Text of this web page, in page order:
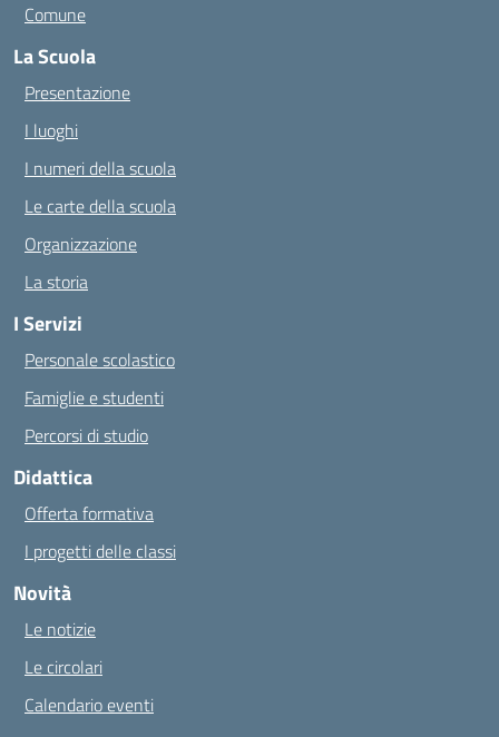
Comune
La Scuola
Presentazione
I luoghi
I numeri della scuola
Le carte della scuola
Organizzazione
La storia
I Servizi
Personale scolastico
Famiglie e studenti
Percorsi di studio
Didattica
Offerta formativa
I progetti delle classi
Novità
Le notizie
Le circolari
Calendario eventi